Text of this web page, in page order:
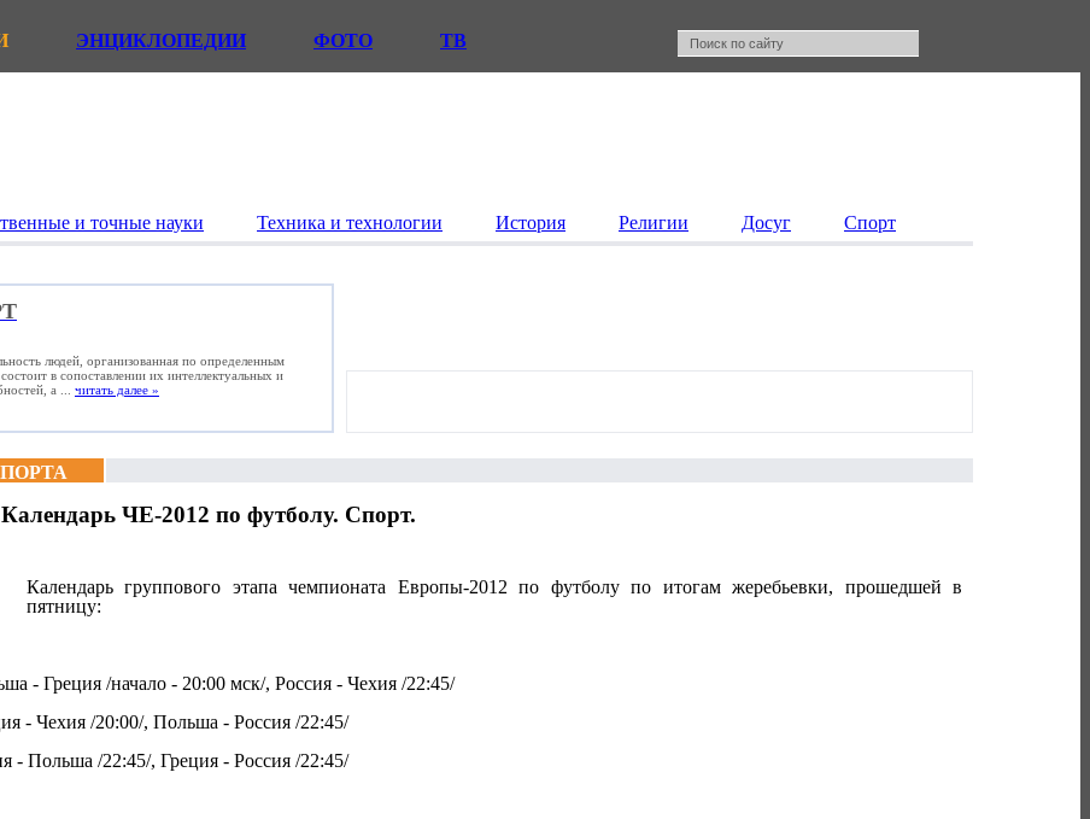
ЭНЦИКЛОПЕДИИ ФОТО ТВ
и точные науки Техника и технологии История Религии Досуг Спорт
людей, организованная по определенным
в сопоставлении их интеллектуальных и
а ... читать далее »
Календарь ЧЕ-2012 по футболу. Спорт.
Календарь группового этапа чемпионата Европы-2012 по футболу по итогам жеребьевки, прошедшей в
пятницу:
- Греция /начало - 20:00 мск/, Россия - Чехия /22:45/
- Чехия /20:00/, Польша - Россия /22:45/
- Польша /22:45/, Греция - Россия /22:45/